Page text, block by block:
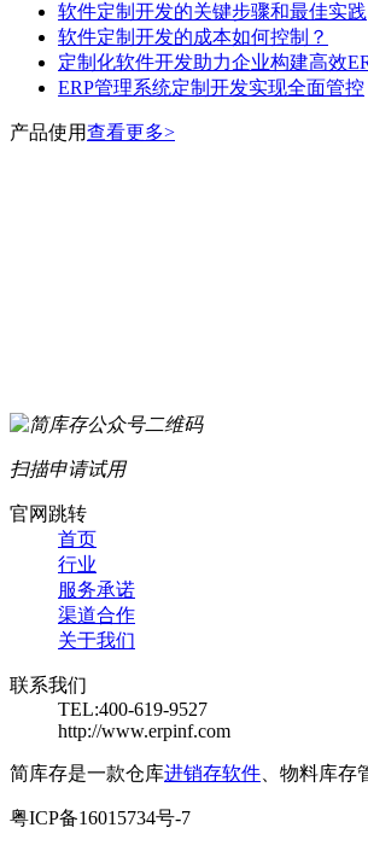
软件定制开发的关键步骤和最佳实践
软件定制开发的成本如何控制？
定制化软件开发助力企业构建高效
ERP管理系统定制开发实现全面管控
产品使用查看更多>
扫描申请试用
官网跳转
首页
行业
服务承诺
渠道合作
关于我们
联系我们
TEL:400-619-9527
http://www.erpinf.com
简库存是一款仓库进销存软件 、物料库存
粤ICP备16015734号-7